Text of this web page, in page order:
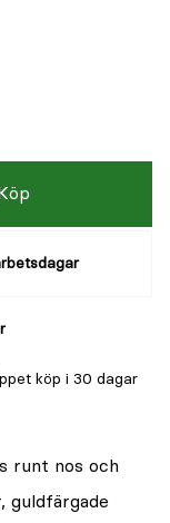
köp i 30 dagar
runt nos och
guldfärgade